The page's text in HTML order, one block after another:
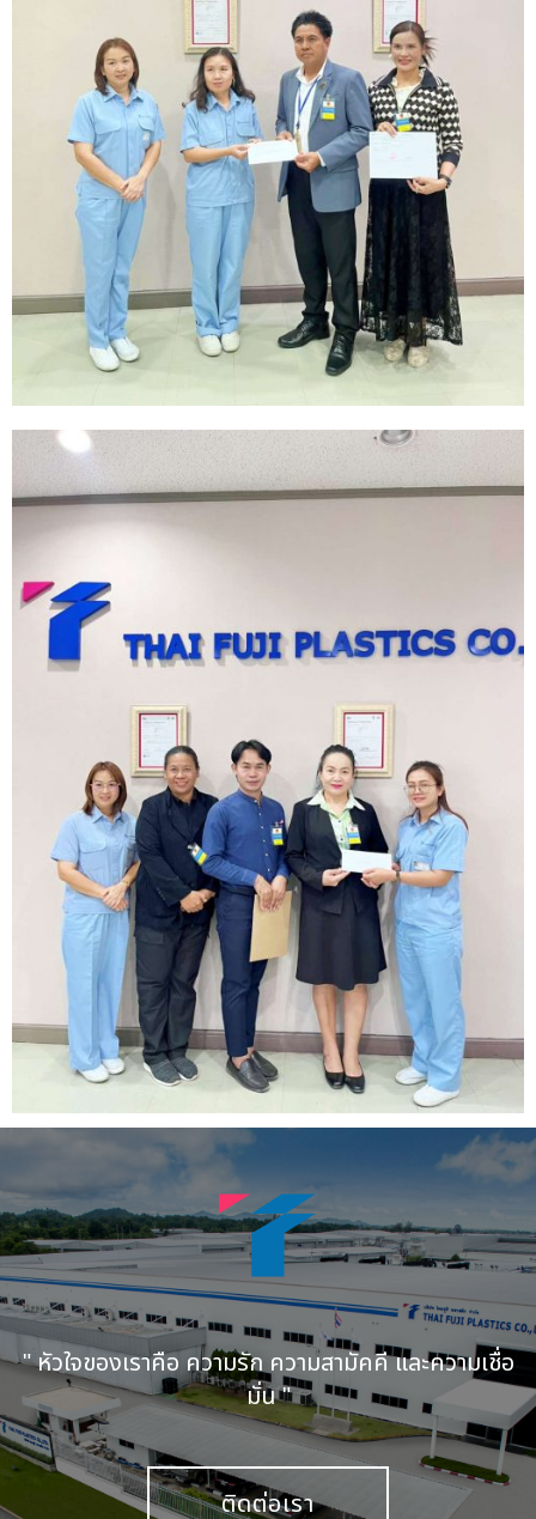
" หัวใจของเราคือ ความรัก ความสามัคคี และความเชื่อ
มั่น "
ติดต่อเรา